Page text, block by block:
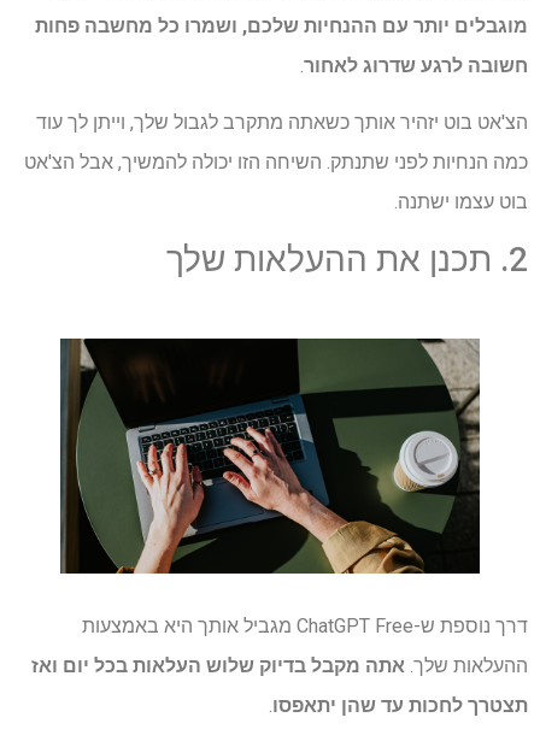
מוגבלים יותר עם ההנחיות שלכם, ושמרו כל מחשבה פחות
חשובה לרגע שדרוג לאחור.
הצ'אט בוט יזהיר אותך כשאתה מתקרב לגבול שלך, וייתן לך עוד
כמה הנחיות לפני שתנתק. השיחה הזו יכולה להמשיך, אבל הצ'אט
בוט עצמו ישתנה.
2. תכנן את ההעלאות שלך
דרך נוספת ש-ChatGPT Free מגביל אותך היא באמצעות
ההעלאות שלך. אתה מקבל בדיוק שלוש העלאות בכל יום ואז
תצטרך לחכות עד שהן יתאפסו.